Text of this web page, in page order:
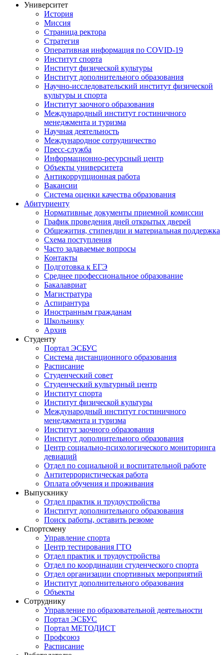
Университет
История
Миссия
Страница ректора
Стратегия
Оперативная информация по COVID-19
Институт спорта
Институт физической культуры
Институт дополнительного образования
Научно-исследовательский институт физической
культуры и спорта
Институт заочного образования
Международный институт гостиничного
менеджмента и туризма
Научная деятельность
Международное сотрудничество
Пресс-служба
Информационно-ресурсный центр
Объекты университета
Антикоррупционная работа
Вакансии
Система оценки качества образования
Абитуриенту
Нормативные документы приемной комиссии
График проведения дней открытых дверей
Общежития, стипендии и материальная поддержка
Схема поступления
Часто задаваемые вопросы
Контакты
Подготовка к ЕГЭ
Среднее профессиональное образование
Бакалавриат
Магистратура
Аспирантура
Иностранным гражданам
Школьнику
Архив
Студенту
Портал ЭСБУС
Система дистанционного образования
Расписание
Студенческий совет
Студенческий культурный центр
Институт спорта
Институт физической культуры
Международный институт гостиничного
менеджмента и туризма
Институт заочного образования
Институт дополнительного образования
Центр социально-психологического мониторинга
девиаций
Отдел по социальной и воспитательной работе
Антитеррористическая работа
Оплата обучения и проживания
Выпускнику
Отдел практик и трудоустройства
Институт дополнительного образования
Поиск работы, оставить резюме
Спортсмену
Управление спорта
Центр тестирования ГТО
Отдел практик и трудоустройства
Отдел по координации студенческого спорта
Отдел организации спортивных мероприятий
Институт дополнительного образования
Объекты
Сотруднику
Управление по образовательной деятельности
Портал ЭСБУС
Портал МЕТОДИСТ
Профсоюз
Расписание